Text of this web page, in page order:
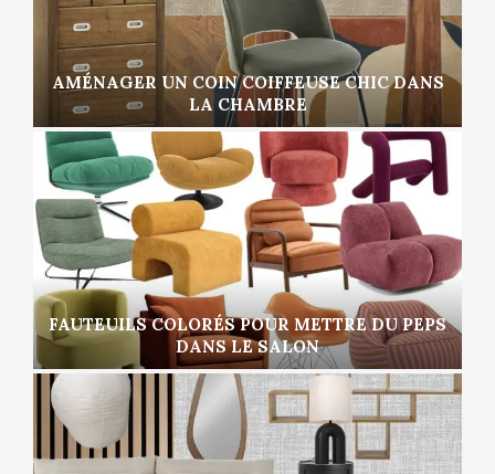
AMÉNAGER UN COIN COIFFEUSE CHIC DANS
LA CHAMBRE
FAUTEUILS COLORÉS POUR METTRE DU PEPS
DANS LE SALON